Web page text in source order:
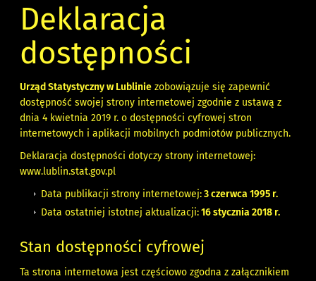
Deklaracja
dostępności
Urząd Statystyczny w Lublinie zobowiązuje się zapewnić
dostępność swojejstrony internetowejzgodnie z ustawą z
dnia 4 kwietnia 2019 r. o dostępności cyfrowej stron
internetowych i aplikacji mobilnych podmiotów publicznych.
Deklaracja dostępności dotyczy strony internetowej:
www.lublin.stat.gov.pl
Data publikacji strony internetowej:3 czerwca 1995 r.
Data ostatniej istotnej aktualizacji:16 stycznia 2018 r.
Stan dostępności cyfrowej
Ta strona internetowa jest częściowo zgodna z załącznikiem